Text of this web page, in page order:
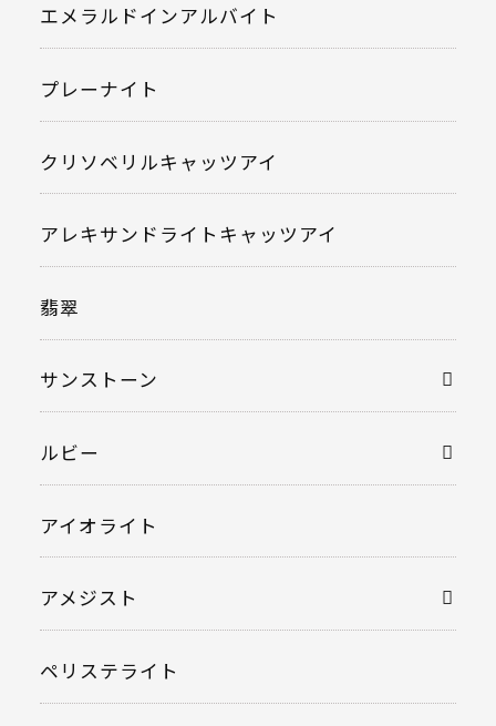
エメラルドインアルバイト
プレーナイト
クリソベリルキャッツアイ
アレキサンドライトキャッツアイ
翡翠
サンストーン
ルビー
アイオライト
アメジスト
ペリステライト